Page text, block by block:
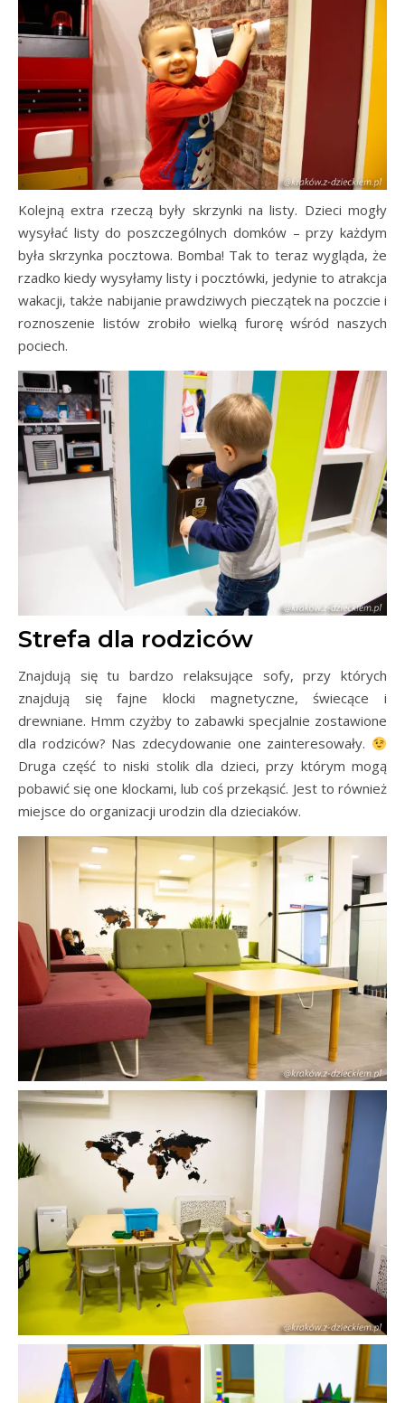
Kolejną extra rzeczą były skrzynki na listy. Dzieci mogły
wysyłać listy do poszczególnych domków – przy każdym
była skrzynka pocztowa. Bomba! Tak to teraz wygląda, że
rzadko kiedy wysyłamy listy i pocztówki, jedynie to atrakcja
wakacji, także nabijanie prawdziwych pieczątek na poczcie i
roznoszenie listów zrobiło wielką furorę wśród naszych
pociech.
Strefa dla rodziców
Znajdują się tu bardzo relaksujące sofy, przy których
znajdują się fajne klocki magnetyczne, świecące i
drewniane. Hmm czyżby to zabawki specjalnie zostawione
dla rodziców? Nas zdecydowanie one zainteresowały.
Druga część to niski stolik dla dzieci, przy którym mogą
pobawić się one klockami, lub coś przekąsić. Jest to również
miejsce do organizacji urodzin dla dzieciaków.